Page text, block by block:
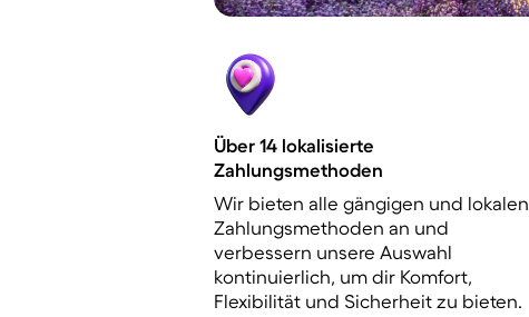
Über 14 lokalisierte
Zahlungsmethoden
Wir bieten alle gängigen und lokalen
Zahlungsmethoden an und
verbessern unsere Auswahl
kontinuierlich, um dir Komfort,
Flexibilität und Sicherheit zu bieten.